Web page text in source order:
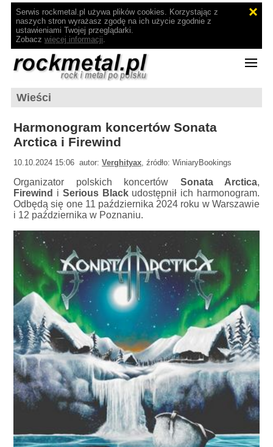
Serwis rockmetal.pl używa plików cookies. Korzystając z
naszych stron wyrażasz zgodę na ich użycie zgodnie z
ustawieniami Twojej przeglądarki.
Zobacz więcej informacji.
Wieści
Harmonogram koncertów Sonata
Arctica i Firewind
10.10.2024 15:06 autor:Verghityax, źródło: WiniaryBookings
Organizator polskich koncertów Sonata Arctica,
Firewind i Serious Black udostępnił ich harmonogram.
Odbędą się one 11 października 2024 roku w Warszawie
i 12 października w Poznaniu.